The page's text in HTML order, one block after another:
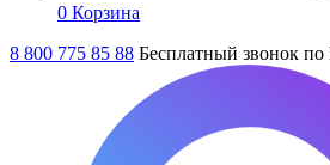
0 Корзина
8 800 775 85 88 Бесплатный звонок по